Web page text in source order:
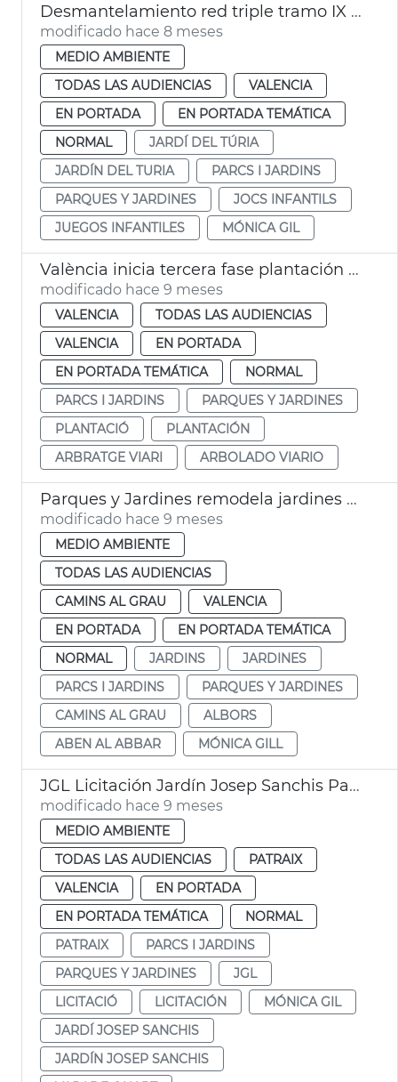
Desmantelamiento red triple tramo IX Jardí del Túria
modificado hace 8 meses
MEDIO AMBIENTE
TODAS LAS AUDIENCIAS
VALENCIA
EN PORTADA
EN PORTADA TEMÁTICA
NORMAL
JARDÍ DEL TÚRIA
JARDÍN DEL TURIA
PARCS I JARDINS
PARQUES Y JARDINES
JOCS INFANTILS
JUEGOS INFANTILES
MÓNICA GIL
València inicia tercera fase plantación arbolado viario
modificado hace 9 meses
VALENCIA
TODAS LAS AUDIENCIAS
VALENCIA
EN PORTADA
EN PORTADA TEMÁTICA
NORMAL
PARCS I JARDINS
PARQUES Y JARDINES
PLANTACIÓ
PLANTACIÓN
ARBRATGE VIARI
ARBOLADO VIARIO
Parques y Jardines remodela jardines Aben al-Abbar
modificado hace 9 meses
MEDIO AMBIENTE
TODAS LAS AUDIENCIAS
CAMINS AL GRAU
VALENCIA
EN PORTADA
EN PORTADA TEMÁTICA
NORMAL
JARDINS
JARDINES
PARCS I JARDINS
PARQUES Y JARDINES
CAMINS AL GRAU
ALBORS
ABEN AL ABBAR
MÓNICA GILL
JGL Licitación Jardín Josep Sanchis Patraix
modificado hace 9 meses
MEDIO AMBIENTE
TODAS LAS AUDIENCIAS
PATRAIX
VALENCIA
EN PORTADA
EN PORTADA TEMÁTICA
NORMAL
PATRAIX
PARCS I JARDINS
PARQUES Y JARDINES
JGL
LICITACIÓ
LICITACIÓN
MÓNICA GIL
JARDÍ JOSEP SANCHIS
JARDÍN JOSEP SANCHIS